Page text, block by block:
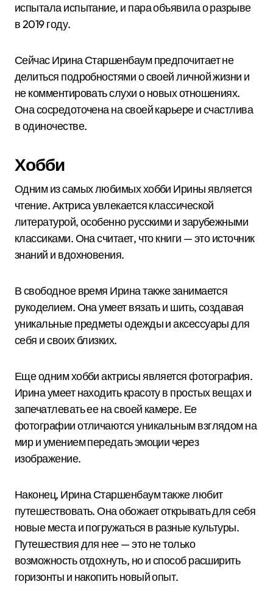
испытала испытание, и пара объявила о разрыве
в 2019 году.
Сейчас Ирина Старшенбаум предпочитает не
делиться подробностями о своей личной жизни и
не комментировать слухи о новых отношениях.
Она сосредоточена на своей карьере и счастлива
в одиночестве.
Хобби
Одним из самых любимых хобби Ирины является
чтение. Актриса увлекается классической
литературой, особенно русскими и зарубежными
классиками. Она считает, что книги — это источник
знаний и вдохновения.
В свободное время Ирина также занимается
рукоделием. Она умеет вязать и шить, создавая
уникальные предметы одежды и аксессуары для
себя и своих близких.
Еще одним хобби актрисы является фотография.
Ирина умеет находить красоту в простых вещах и
запечатлевать ее на своей камере. Ее
фотографии отличаются уникальным взглядом на
мир и умением передать эмоции через
изображение.
Наконец, Ирина Старшенбаум также любит
путешествовать. Она обожает открывать для себя
новые места и погружаться в разные культуры.
Путешествия для нее — это не только
возможность отдохнуть, но и способ расширить
горизонты и накопить новый опыт.